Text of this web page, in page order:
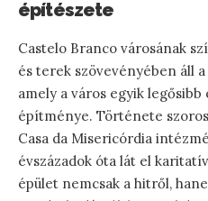
építészete
Castelo Branco városának
és terek szövevényében áll
amely a város egyik
építménye. Története
Casa da Misericórdia
évszázadok óta lát el
épület nemcsak a hitről,